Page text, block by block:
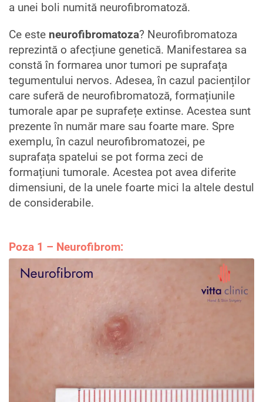
a unei boli numită neurofibromatoză.
Ce este neurofibromatoza? Neurofibromatoza
reprezintă o afecțiune genetică. Manifestarea sa
constă în formarea unor tumori pe suprafața
tegumentului nervos. Adesea, în cazul pacienților
care suferă de neurofibromatoză, formațiunile
tumorale apar pe suprafețe extinse. Acestea sunt
prezente în număr mare sau foarte mare. Spre
exemplu, în cazul neurofibromatozei, pe
suprafața spatelui se pot forma zeci de
formațiuni tumorale. Acestea pot avea diferite
dimensiuni, de la unele foarte mici la altele destul
de considerabile.
Poza 1 – Neurofibrom: